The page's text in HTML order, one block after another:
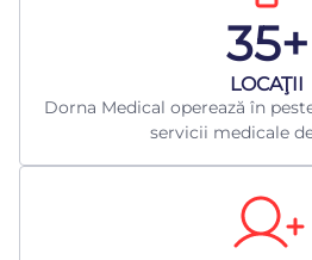
35+
LOCAŢII
Dorna Medical operează în
servicii medicale